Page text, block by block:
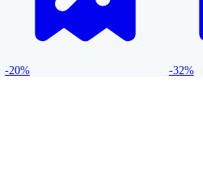
-20% -32%